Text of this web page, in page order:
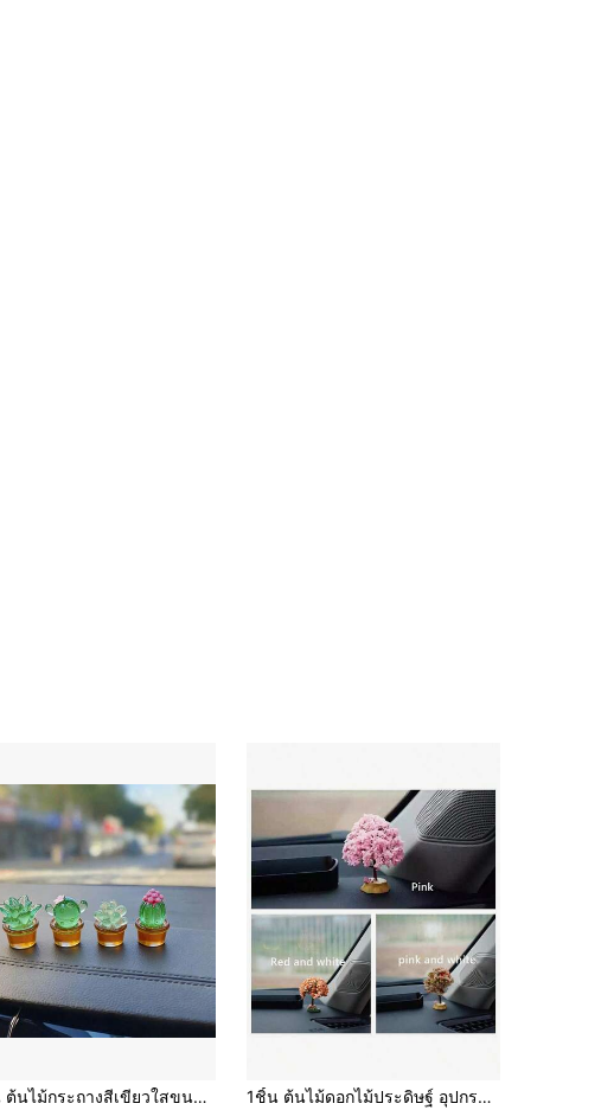
4 ชิ้น ต้นไม้กระถางสีเขียวใสขนาดเล็ก, ของตกแต่งเดสก์ท็อปสร้างสรรค์, เครื่องประดับสำหรับรถยนต์/หน้าจอคอมพิวเตอร์ 1ชิ้น ต้นไม้ดอกไม้ประดิษฐ์ อุปกรณ์ตกแต่งภายในรถยนต์, ต้นไม้แห่งความรักขนาดเล็กหลากหลายแบบ เครื่องประดับรถยนต์สร้างสรรค์, ตกแต่งแผงหน้าปัด